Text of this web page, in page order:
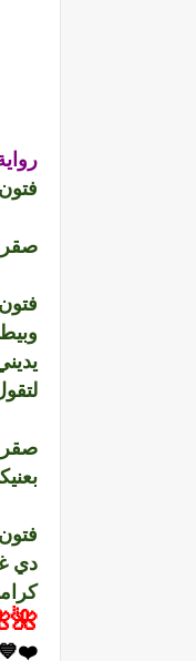
صقر
صقر
دي